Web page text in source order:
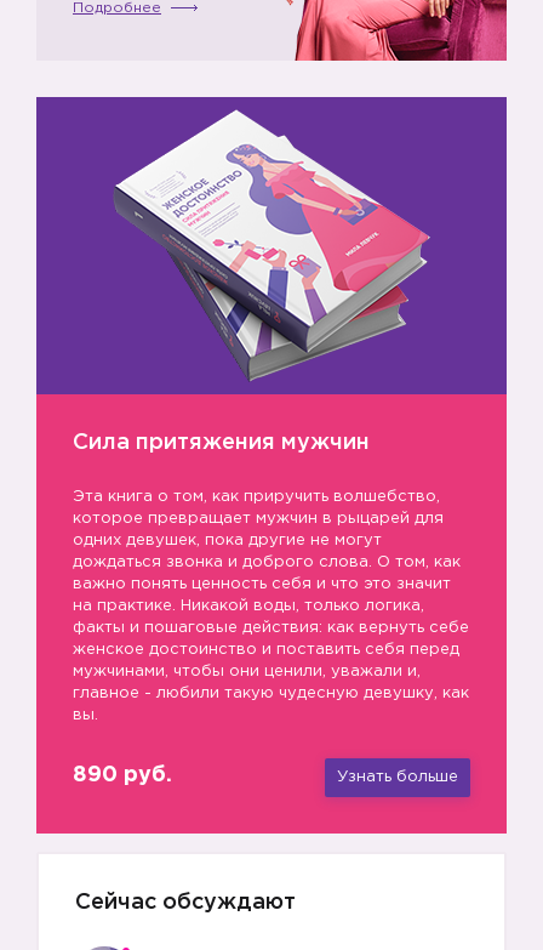
Подробнее
Сила притяжения мужчин
Эта книга о том, как приручить волшебство,
которое превращает мужчин в рыцарей для
одних девушек, пока другие не могут
дождаться звонка и доброго слова. О том, как
важно понять ценность себя и что это значит
на практике. Никакой воды, только логика,
факты и пошаговые действия: как вернуть себе
женское достоинство и поставить себя перед
мужчинами, чтобы они ценили, уважали и,
главное - любили такую чудесную девушку, как
вы.
890 руб. Узнать больше
Сейчас обсуждают